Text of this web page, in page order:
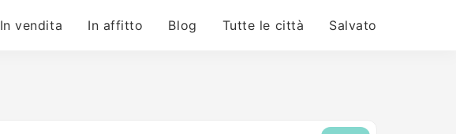
In vendita In affitto Blog Tutte le città Salvato